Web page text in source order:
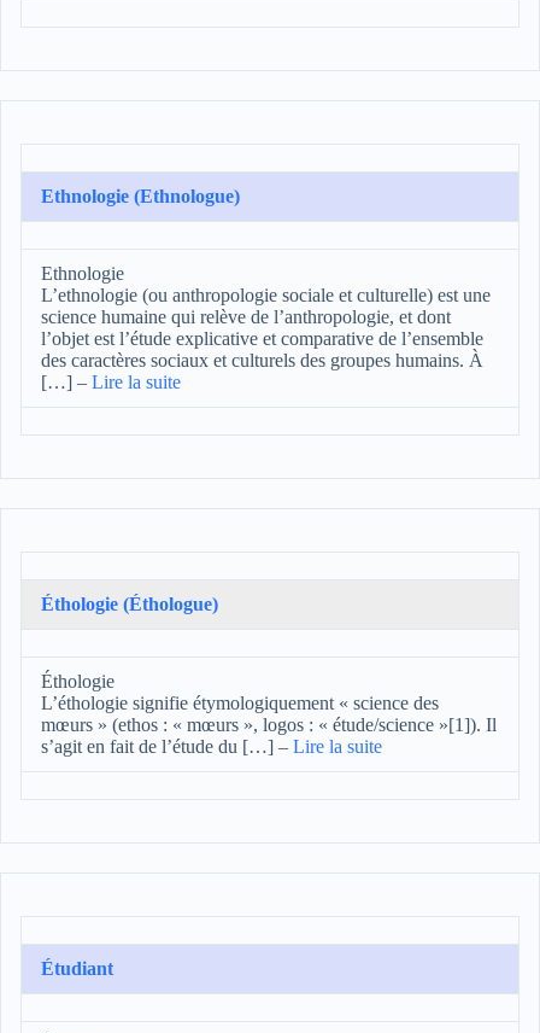
Ethnologie (Ethnologue)
Ethnologie
L’ethnologie (ou anthropologie sociale et culturelle) est une
science humaine qui relève de l’anthropologie, et dont
l’objet est l’étude explicative et comparative de l’ensemble
des caractères sociaux et culturels des groupes humains. À
[…] – Lire la suite
Éthologie (Éthologue)
Éthologie
L’éthologie signifie étymologiquement « science des
mœurs » (ethos : « mœurs », logos : « étude/science »[1]). Il
s’agit en fait de l’étude du […] – Lire la suite
Étudiant